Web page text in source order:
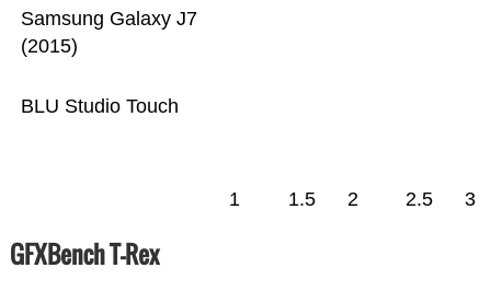
BLU Studio Touch
Samsung Galaxy J7
(2015)
1 1.5 2 2.5 3
GFXBench T-Rex